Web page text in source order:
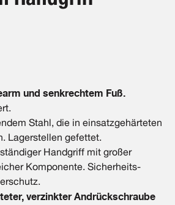
und senkrechtem Fuß.
Stahl, die in einsatzgehärteten
Lagerstellen gefettet.
Handgriff mit großer
Komponente. Sicherheits-
verzinkter Andrückschraube